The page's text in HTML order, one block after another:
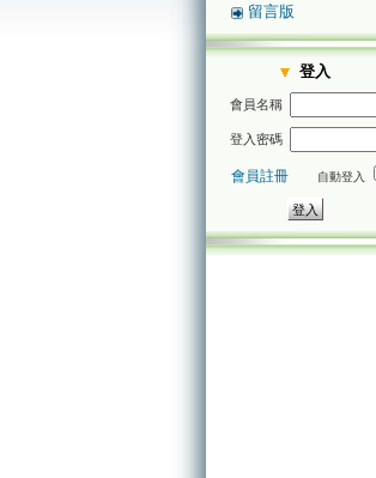
留言版
登入
會員名稱
登入密碼
會員註冊 自動登入